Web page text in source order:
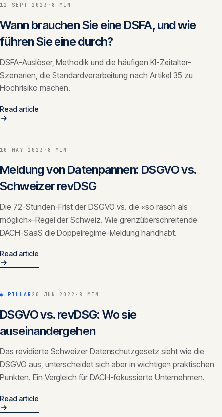
12 SEPT 2023 · 8 MIN
Wann brauchen Sie eine DSFA, und wie
führen Sie eine durch?
DSFA-Auslöser, Methodik und die häufigen KI-Zeitalter-
Szenarien, die Standardverarbeitung nach Artikel 35 zu
Hochrisiko machen.
Read article
10 MAY 2023 · 8 MIN
Meldung von Datenpannen: DSGVO vs.
Schweizer revDSG
Die 72-Stunden-Frist der DSGVO vs. die «so rasch als
möglich»-Regel der Schweiz. Wie grenzüberschreitende
DACH-SaaS die Doppelregime-Meldung handhabt.
Read article
● PILLAR 20 JUN 2022 · 8 MIN
DSGVO vs. revDSG: Wo sie
auseinandergehen
Das revidierte Schweizer Datenschutzgesetz sieht wie die
DSGVO aus, unterscheidet sich aber in wichtigen praktischen
Punkten. Ein Vergleich für DACH-fokussierte Unternehmen.
Read article